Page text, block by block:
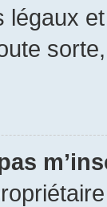
légaux